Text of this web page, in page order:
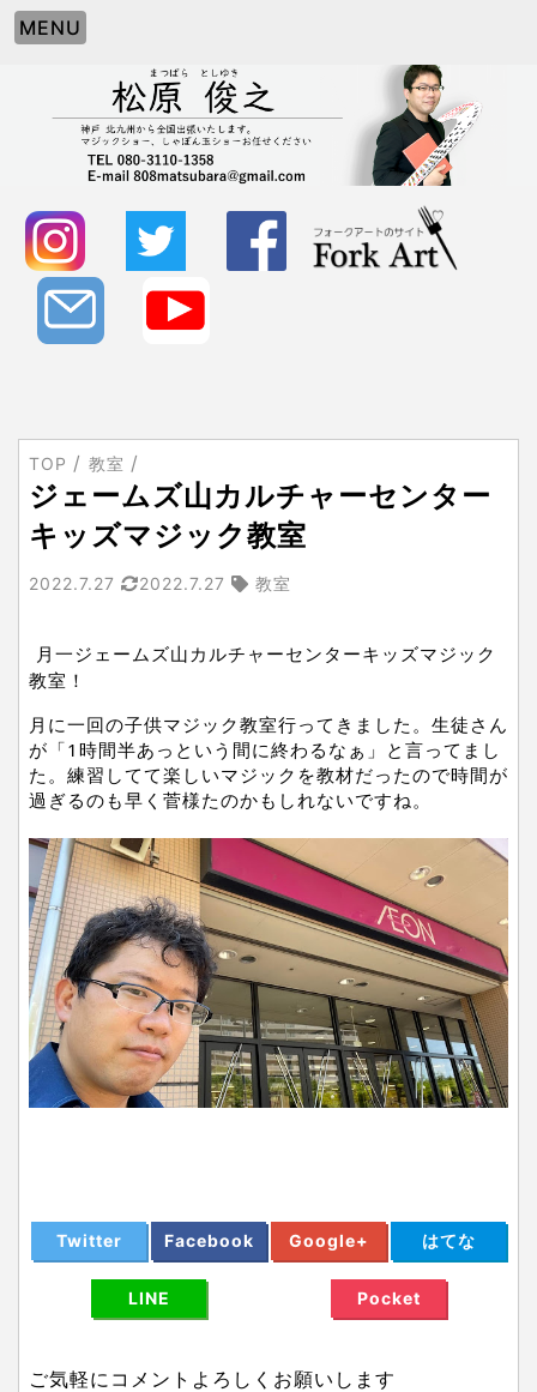
MENU
TOP 教室
ジェームズ山カルチャーセンター
キッズマジック教室
2022.7.27 2022.7.27 教室
月一ジェームズ山カルチャーセンターキッズマジック
教室！
月に一回の子供マジック教室行ってきました。生徒さん
が「1時間半あっという間に終わるなぁ」と言ってまし
た。練習してて楽しいマジックを教材だったので時間が
過ぎるのも早く菅様たのかもしれないですね。
Twitter Facebook Google+ はてな
LINE Pocket
ご気軽にコメントよろしくお願いします